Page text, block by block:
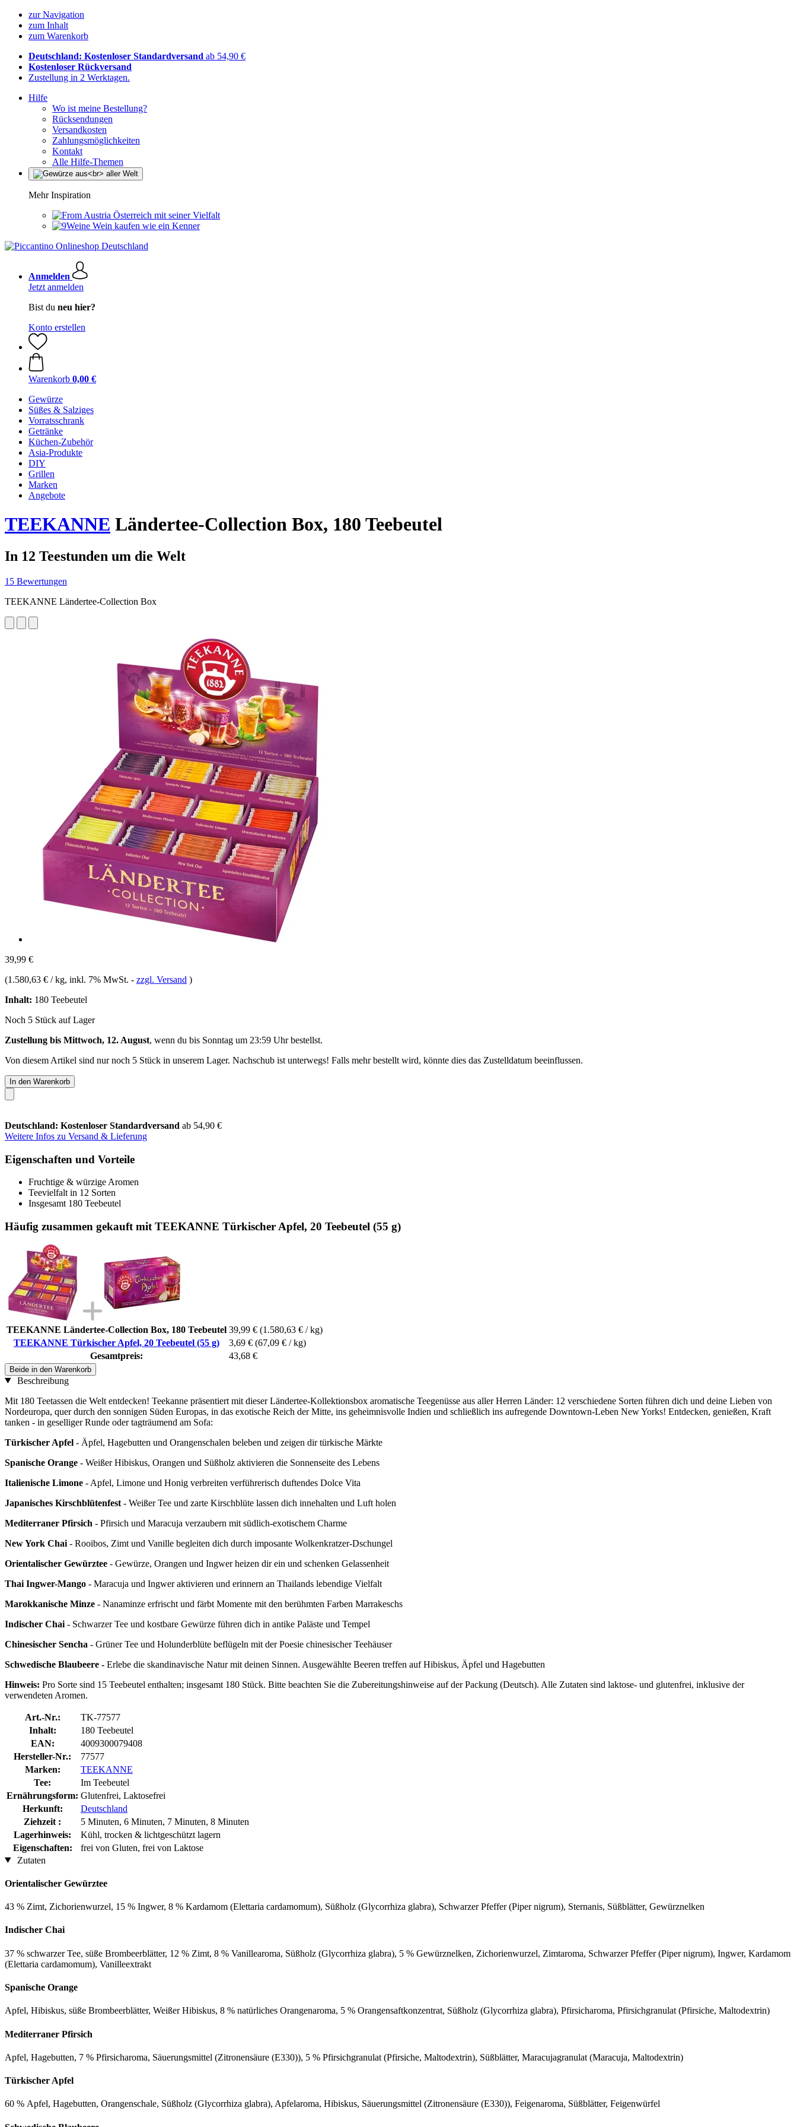
zur Navigation
zum Inhalt
zum Warenkorb
Deutschland: Kostenloser Standardversand ab 54,90 €
Kostenloser Rückversand
Zustellung in 2 Werktagen.
Hilfe
Wo ist meine Bestellung?
Rücksendungen
Versandkosten
Zahlungsmöglichkeiten
Kontakt
Alle Hilfe-Themen
Mehr Inspiration
Österreich mit seiner Vielfalt
Wein kaufen wie ein Kenner
Anmelden
Jetzt anmelden
Bist du neu hier?
Konto erstellen
Warenkorb 0,00 €
Gewürze
Süßes & Salziges
Vorratsschrank
Getränke
Küchen-Zubehör
Asia-Produkte
DIY
Grillen
Marken
Angebote
TEEKANNE Ländertee-Collection Box, 180 Teebeutel
In 12 Teestunden um die Welt
15 Bewertungen
TEEKANNE Ländertee-Collection Box
39,99 €
(1.580,63 € / kg, inkl. 7% MwSt. - zzgl. Versand )
Inhalt: 180 Teebeutel
Noch 5 Stück auf Lager
Zustellung bis Mittwoch, 12. August, wenn du bis Sonntag um 23:59 Uhrbestellst.
Von diesem Artikel sind nur noch 5 Stück in unserem Lager. Nachschub ist unterwegs! Falls mehr bestellt wird, könnte dies das Zustelldatum beeinflussen.
In den Warenkorb
Deutschland: Kostenloser Standardversand ab 54,90 €
Weitere Infos zu Versand & Lieferung
Eigenschaften und Vorteile
Fruchtige & würzige Aromen
Teevielfalt in 12 Sorten
Insgesamt 180 Teebeutel
Häufig zusammen gekauft mit TEEKANNE Türkischer Apfel, 20 Teebeutel (55 g)
TEEKANNE Ländertee-Collection Box, 180 Teebeutel 39,99 € (1.580,63 € / kg)
TEEKANNE Türkischer Apfel, 20 Teebeutel (55 g)
3,69 € (67,09 € / kg)
Gesamtpreis:
43,68 €
Beide in den Warenkorb
Beschreibung
Mit 180 Teetassen die Welt entdecken! Teekanne präsentiert mit dieser Ländertee-Kollektionsbox aromatische Teegenüsse aus aller Herren Länder: 12 verschiedene Sorten führen dich und deine Lieben von
Nordeuropa, quer durch den sonnigen Süden Europas, in das exotische Reich der Mitte, ins geheimnisvolle Indien und schließlich ins aufregende Downtown-Leben New Yorks! Entdecken, genießen, Kraft
tanken - in geselliger Runde oder tagträumend am Sofa:
Türkischer Apfel - Äpfel, Hagebutten und Orangenschalen beleben und zeigen dir türkische Märkte
Spanische Orange - Weißer Hibiskus, Orangen und Süßholz aktivieren die Sonnenseite des Lebens
Italienische Limone - Apfel, Limone und Honig verbreiten verführerisch duftendes Dolce Vita
Japanisches Kirschblütenfest - Weißer Tee und zarte Kirschblüte lassen dich innehalten und Luft holen
Mediterraner Pfirsich - Pfirsich und Maracuja verzaubern mit südlich-exotischem Charme
New York Chai - Rooibos, Zimt und Vanille begleiten dich durch imposante Wolkenkratzer-Dschungel
Orientalischer Gewürztee - Gewürze, Orangen und Ingwer heizen dir ein und schenken Gelassenheit
Thai Ingwer-Mango - Maracuja und Ingwer aktivieren und erinnern an Thailands lebendige Vielfalt
Marokkanische Minze - Nanaminze erfrischt und färbt Momente mit den berühmten Farben Marrakeschs
Indischer Chai - Schwarzer Tee und kostbare Gewürze führen dich in antike Paläste und Tempel
Chinesischer Sencha - Grüner Tee und Holunderblüte beflügeln mit der Poesie chinesischer Teehäuser
Schwedische Blaubeere - Erlebe die skandinavische Natur mit deinen Sinnen. Ausgewählte Beeren treffen auf Hibiskus, Äpfel und Hagebutten
Hinweis: Pro Sorte sind 15 Teebeutel enthalten; insgesamt 180 Stück. Bitte beachten Sie die Zubereitungshinweise auf der Packung (Deutsch). Alle Zutaten sind laktose- und glutenfrei, inklusive der
verwendeten Aromen.
Art.-Nr.:
TK-77577
Inhalt:
180 Teebeutel
EAN:
4009300079408
Hersteller-Nr.:
77577
Marken:
TEEKANNE
Tee:
Im Teebeutel
Ernährungsform: Glutenfrei, Laktosefrei
Herkunft:
Deutschland
Ziehzeit :
5 Minuten, 6 Minuten, 7 Minuten, 8 Minuten
Lagerhinweis:
Kühl, trocken & lichtgeschützt lagern
Eigenschaften:
frei von Gluten, frei von Laktose
Zutaten
Orientalischer Gewürztee
43 % Zimt, Zichorienwurzel, 15 % Ingwer, 8 % Kardamom (Elettaria cardamomum), Süßholz (Glycorrhiza glabra), Schwarzer Pfeffer (Piper nigrum), Sternanis, Süßblätter, Gewürznelken
Indischer Chai
37 % schwarzer Tee, süße Brombeerblätter, 12 % Zimt, 8 % Vanillearoma, Süßholz (Glycorrhiza glabra), 5 % Gewürznelken, Zichorienwurzel, Zimtaroma, Schwarzer Pfeffer (Piper nigrum), Ingwer, Kardamom
(Elettaria cardamomum), Vanilleextrakt
Spanische Orange
Apfel, Hibiskus, süße Brombeerblätter, Weißer Hibiskus, 8 % natürliches Orangenaroma, 5 % Orangensaftkonzentrat, Süßholz (Glycorrhiza glabra), Pfirsicharoma, Pfirsichgranulat (Pfirsiche, Maltodextrin)
Mediterraner Pfirsich
Apfel, Hagebutten, 7 % Pfirsicharoma, Säuerungsmittel (Zitronensäure (E330)), 5 % Pfirsichgranulat (Pfirsiche, Maltodextrin), Süßblätter, Maracujagranulat (Maracuja, Maltodextrin)
Türkischer Apfel
60 % Apfel, Hagebutten, Orangenschale, Süßholz (Glycorrhiza glabra), Apfelaroma, Hibiskus, Säuerungsmittel (Zitronensäure (E330)), Feigenaroma, Süßblätter, Feigenwürfel